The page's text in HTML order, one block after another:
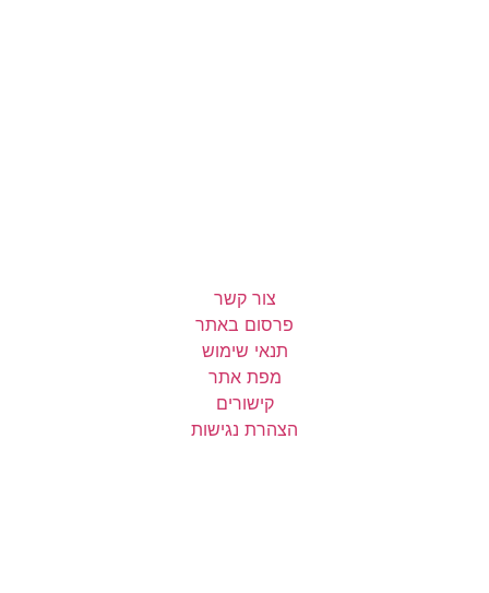
צור קשר
פרסום באתר
תנאי שימוש
מפת אתר
קישורים
הצהרת נגישות